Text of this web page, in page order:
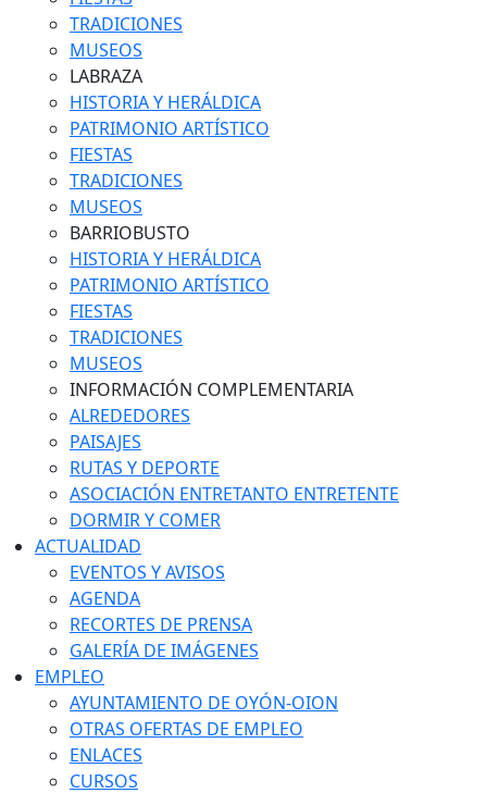
TRADICIONES
MUSEOS
LABRAZA
HISTORIA Y HERÁLDICA
PATRIMONIO ARTÍSTICO
FIESTAS
TRADICIONES
MUSEOS
BARRIOBUSTO
HISTORIA Y HERÁLDICA
PATRIMONIO ARTÍSTICO
FIESTAS
TRADICIONES
MUSEOS
INFORMACIÓN COMPLEMENTARIA
ALREDEDORES
PAISAJES
RUTAS Y DEPORTE
ASOCIACIÓN ENTRETANTO ENTRETENTE
DORMIR Y COMER
ACTUALIDAD
EVENTOS Y AVISOS
AGENDA
RECORTES DE PRENSA
GALERÍA DE IMÁGENES
EMPLEO
AYUNTAMIENTO DE OYÓN-OION
OTRAS OFERTAS DE EMPLEO
ENLACES
CURSOS